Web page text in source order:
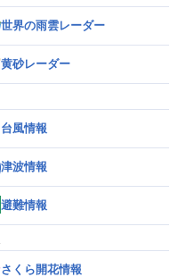
世界の雨雲レーダー
黄砂レーダー
台風情報
津波情報
避難情報
さくら開花情報